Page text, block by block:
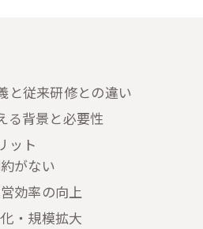
と従来研修との違い
る背景と必要性
ット
がない
効率の向上
・規模拡大